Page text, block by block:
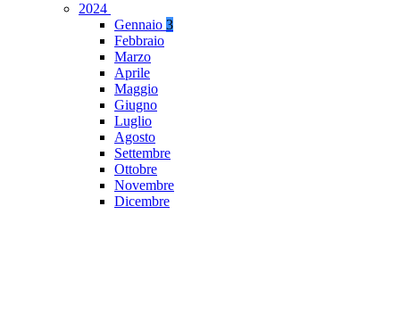
2024
Gennaio 3
Febbraio
Marzo
Aprile
Maggio
Giugno
Luglio
Agosto
Settembre
Ottobre
Novembre
Dicembre